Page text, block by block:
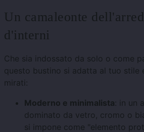
Un camaleonte
d'interni
Che sia indossato da solo o come
questo bustino si adatta al tuo stile
mirati:
Moderno e minimalista: in un
dominato da vetro, cromo o
si impone come "elemento